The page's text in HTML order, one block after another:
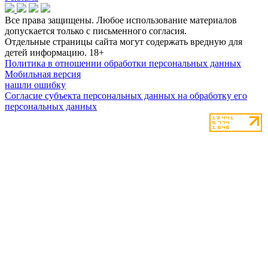
Все права защищены. Любое использование материалов
допускается только с письменного согласия.
Отдельные страницы сайта могут содержать вредную для
детей информацию. 18+
Политика в отношении обработки персональных данных
Мобильная версия
нашли ошибку
Согласие субъекта персональных данных на обработку его
персональных данных